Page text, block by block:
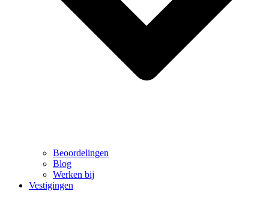
Beoordelingen
Blog
Werken bij
Vestigingen